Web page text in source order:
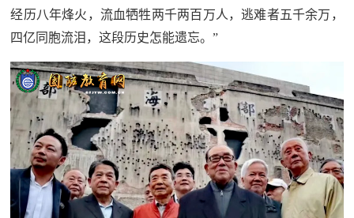
经历八年烽火，流血牺牲两千两百万人，逃难者五千余万，
四亿同胞流泪，这段历史怎能遗忘。”